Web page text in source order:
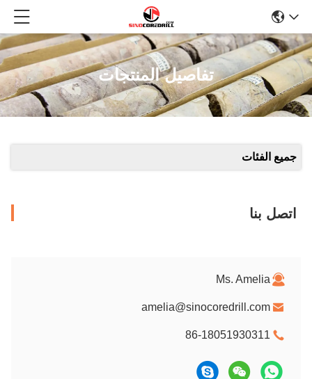
تفاصيل المنتجات
جميع الفئات
اتصل بنا
Ms. Amelia
amelia@sinocoredrill.com
86-18051930311